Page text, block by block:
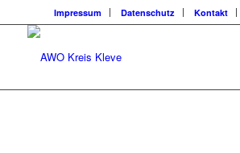
Impressum Datenschutz Kontakt